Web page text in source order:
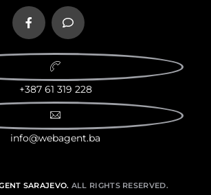
+387 61 319 228
info@webagent.ba
SARAJEVO. ALL RIGHTS RESERVED.